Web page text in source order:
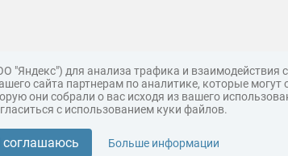
Царь 3D горы Мастер полигона
Топ модель
"Яндекс") для анализа трафика и
сайта партнерам по аналитике, которые
они собрали о вас исходя из вашего
с использованием куки файлов.
соглашаюсь Больше информации